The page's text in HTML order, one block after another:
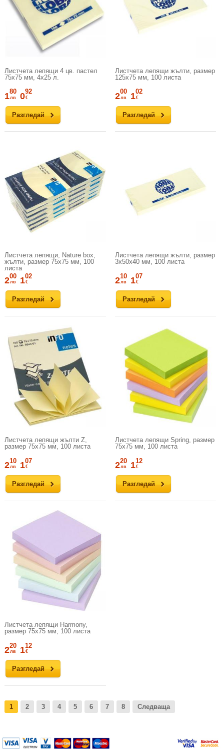
Листчета лепящи 4 цв. пастел
75х75 мм, 4x25 л.
Разгледай
180
лв 092
€
Листчета лепящи жълти, размер
125х75 мм, 100 листа
Разгледай
200
лв 102
€
Листчета лепящи, Nature box,
жълти, размер 75х75 мм, 100
листа
Разгледай
200
лв 102
€
Листчета лепящи жълти, размер
3х50х40 мм, 100 листа
Разгледай
210
лв 107
€
Листчета лепящи жълти Z,
размер 75х75 мм, 100 листа
Разгледай
210
лв 107
€
Листчета лепящи Spring, размер
75х75 мм, 100 листа
Разгледай
220
лв 112
€
Листчета лепящи Harmony,
размер 75х75 мм, 100 листа
Разгледай
220
лв 112
€
1 2 3 4 5 6 7 8 Следваща